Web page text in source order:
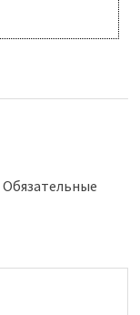
Обязательные